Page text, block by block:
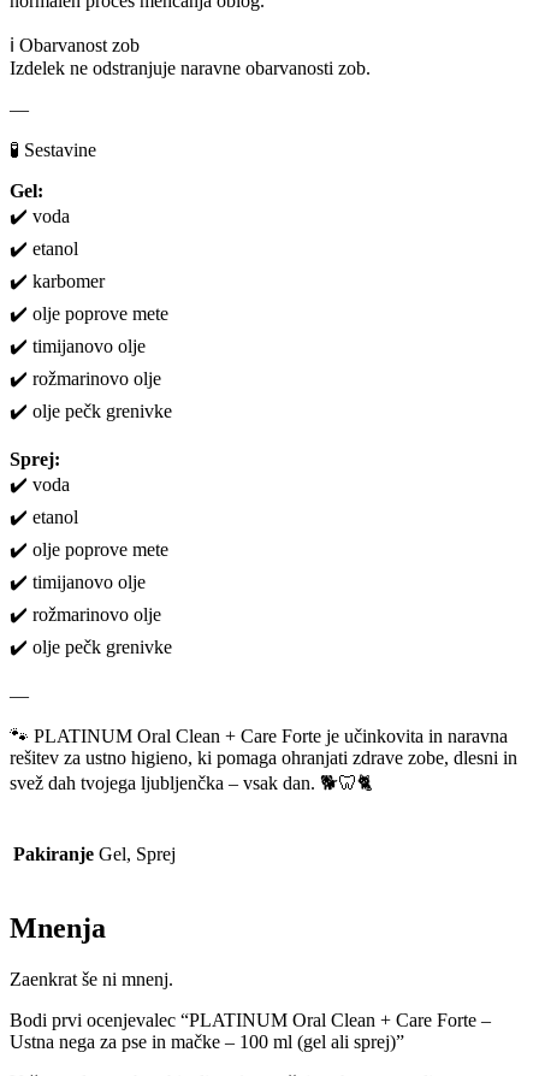
ℹ️ Obarvanost zob
Izdelek ne odstranjuje naravne obarvanosti zob.
—
🧪 Sestavine
Gel:
✔️ voda
✔️ etanol
✔️ karbomer
✔️ olje poprove mete
✔️ timijanovo olje
✔️ rožmarinovo olje
✔️ olje pečk grenivke
Sprej:
✔️ voda
✔️ etanol
✔️ olje poprove mete
✔️ timijanovo olje
✔️ rožmarinovo olje
✔️ olje pečk grenivke
—
🐾 PLATINUM Oral Clean + Care Forte je učinkovita in naravna
rešitev za ustno higieno, ki pomaga ohranjati zdrave zobe, dlesni in
svež dah tvojega ljubljenčka – vsak dan. 🐕🦷🐈
Pakiranje Gel, Sprej
Mnenja
Zaenkrat še ni mnenj.
Bodi prvi ocenjevalec “PLATINUM Oral Clean + Care Forte –
Ustna nega za pse in mačke – 100 ml (gel ali sprej)”